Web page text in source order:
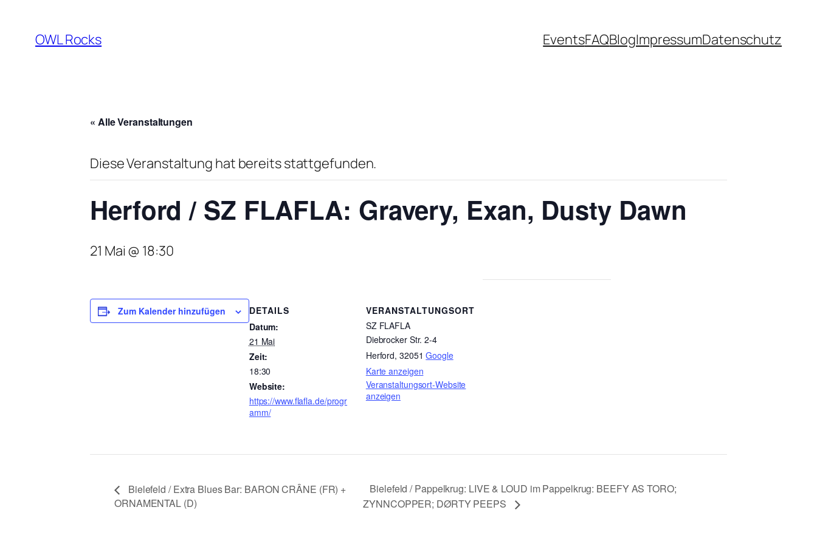
OWL Rocks EventsFAQBlogImpressumDatenschutz
« Alle Veranstaltungen
Diese Veranstaltung hat bereits stattgefunden.
Herford / SZ FLAFLA: Gravery, Exan, Dusty Dawn
21 Mai @ 18:30
Zum Kalender hinzufügen
DETAILS
Datum:
21 Mai
Zeit:
18:30
Website:
https://www.flafla.de/progr
amm/
VERANSTALTUNGSORT
SZ FLAFLA
Diebrocker Str. 2-4
Herford, 32051 Google
Karte anzeigen
Veranstaltungsort-Website
anzeigen
Bielefeld / Extra Blues Bar: BARON CRÂNE (FR) +
ORNAMENTAL (D)
Bielefeld / Pappelkrug: LIVE & LOUD im Pappelkrug: BEEFY AS TORO;
ZYNNCOPPER; DØRTY PEEPS